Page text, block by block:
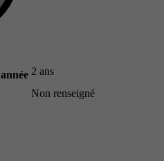
2 ans
Non renseigné